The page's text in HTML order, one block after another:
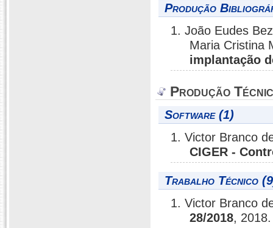
Produção
1. João Eudes
Maria Cristina
implantação
Produção
Software (1)
1. Victor Branco
CIGER -
Trabalho Técnico
1. Victor Branco
28/2018, 2018.